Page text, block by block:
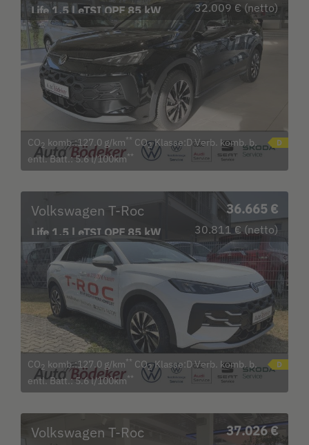
Life 1.5 l eTSI OPF 85 kW
(116 PS) Navi
32.009 € (netto)
CO2 komb.:127.0 g/km** CO2Klasse:D Verb. komb. b.
entl. Batt.: 5.6 l/100km**
Volkswagen T-Roc
Life 1.5 l eTSI OPF 85 kW
(116 PS) Navi
36.665 €
30.811 € (netto)
CO2 komb.:127.0 g/km** CO2Klasse:D Verb. komb. b.
entl. Batt.: 5.6 l/100km**
Volkswagen T-Roc 37.026 €